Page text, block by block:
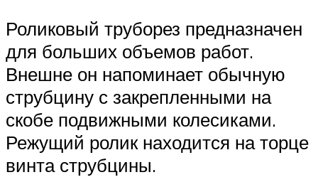
Роликовый труборез предназначен
для больших объемов работ.
Внешне он напоминает обычную
струбцину с закрепленными на
скобе подвижными колесиками.
Режущий ролик находится на торце
винта струбцины.